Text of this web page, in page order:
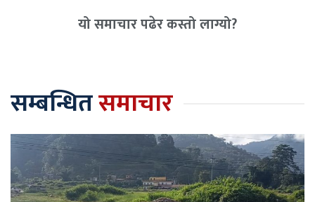
यो समाचार पढेर कस्तो लाग्यो?
सम्बन्धितसमाचार